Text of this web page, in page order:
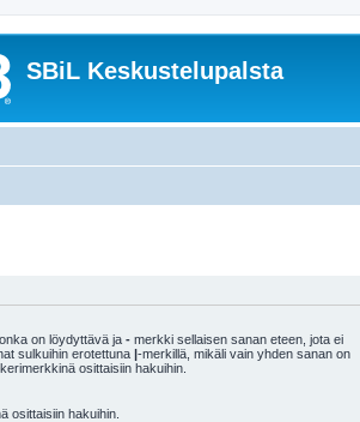
SBiL Keskustelupalsta
on löydyttävä ja - merkki sellaisen sanan eteen, jota ei
sulkuihin erotettuna |-merkillä, mikäli vain yhden sanan on
osittaisiin hakuihin.
osittaisiin hakuihin.